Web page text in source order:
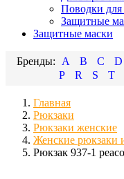
Поводки для
Защитные
Защитные маски
A B C D
P
R S T
Главная
Рюкзаки
Рюкзаки женские
Женские рюкзаки
Рюкзак 937-1